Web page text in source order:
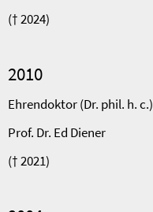
(† 2024)
2010
Ehrendoktor (Dr. phil. h. c.)
Prof. Dr. Ed Diener
(† 2021)